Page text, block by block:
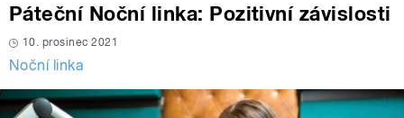
Páteční Noční linka: Pozitivní závislosti
10. prosinec 2021
Noční linka